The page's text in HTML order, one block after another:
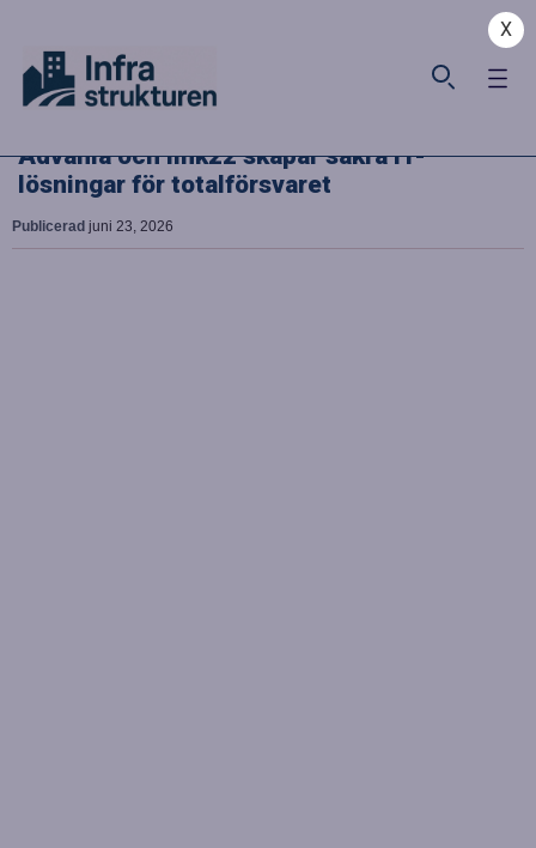
X
Advania och link22 skapar säkra IT-
lösningar för totalförsvaret
Publicerad juni 23, 2026